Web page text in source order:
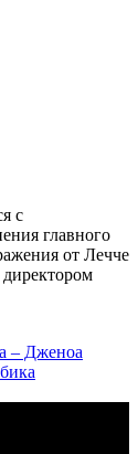
с
главного
от Лечче
– Дженоа